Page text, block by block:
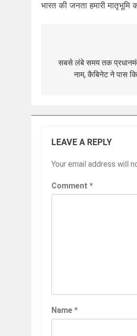
भारत की जनता हमारी
navigation
सबसे लंबे समय तक
नाम, कैबिनेट ने पास
LEAVE A REPLY
Your email address will
Comment *
Name *